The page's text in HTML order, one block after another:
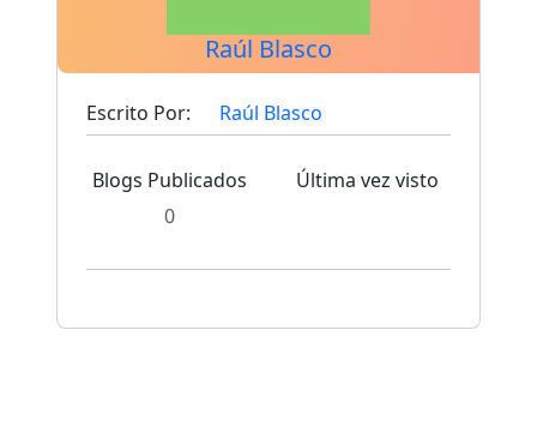
Raúl Blasco
Escrito Por: Raúl Blasco
Blogs Publicados
0
Última vez visto